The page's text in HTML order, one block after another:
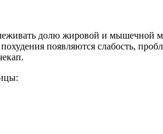
долю жировой и
появляются слабость,